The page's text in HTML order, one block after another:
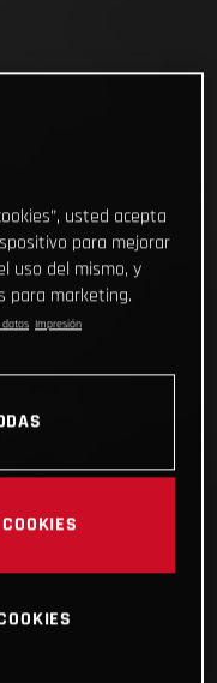
usted acepta
para mejorar
uso del mismo, y
para marketing.
datos Impresión